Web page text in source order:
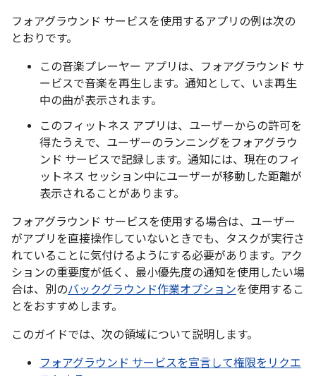
フォアグラウンド サービスを使用するアプリの例は次の
とおりです。
この音楽プレーヤー アプリは、フォアグラウンド サ
ービスで音楽を再生します。通知として、いま再生
中の曲が表示されます。
このフィットネス アプリは、ユーザーからの許可を
得たうえで、ユーザーのランニングをフォアグラウ
ンド サービスで記録します。通知には、現在のフィ
ットネス セッション中にユーザーが移動した距離が
表示されることがあります。
フォアグラウンド サービスを使用する場合は、ユーザー
がアプリを直接操作していないときでも、タスクが実行さ
れていることに気付けるようにする必要があります。アク
ションの重要度が低く、最小優先度の通知を使用したい場
合は、別のバックグラウンド作業オプションを使用するこ
とをおすすめします。
このガイドでは、次の領域について説明します。
フォアグラウンド サービスを宣言して権限をリクエ